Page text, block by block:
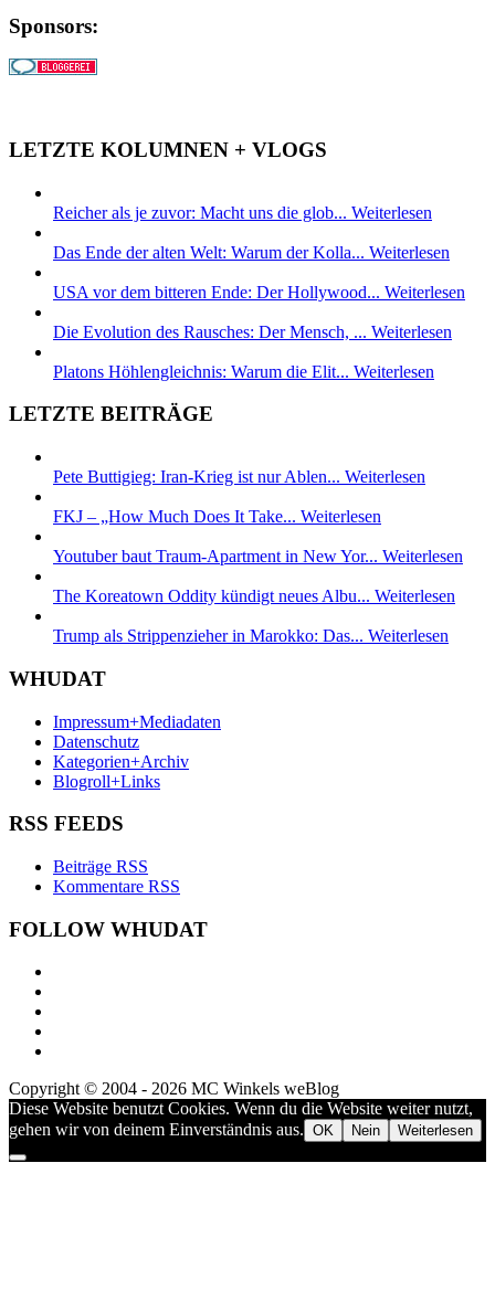
Sponsors:
LETZTE KOLUMNEN + VLOGS
Reicher als je zuvor: Macht uns die glob... Weiterlesen
Das Ende der alten Welt: Warum der Kolla... Weiterlesen
USA vor dem bitteren Ende: Der Hollywood... Weiterlesen
Die Evolution des Rausches: Der Mensch, ... Weiterlesen
Platons Höhlengleichnis: Warum die Elit... Weiterlesen
LETZTE BEITRÄGE
Pete Buttigieg: Iran-Krieg ist nur Ablen... Weiterlesen
FKJ – „How Much Does It Take... Weiterlesen
Youtuber baut Traum-Apartment in New Yor... Weiterlesen
The Koreatown Oddity kündigt neues Albu... Weiterlesen
Trump als Strippenzieher in Marokko: Das... Weiterlesen
WHUDAT
Impressum+Mediadaten
Datenschutz
Kategorien+Archiv
Blogroll+Links
RSS FEEDS
Beiträge RSS
Kommentare RSS
FOLLOW WHUDAT
Copyright © 2004 - 2026 MC Winkels weBlog
Diese Website benutzt Cookies. Wenn du die Website weiter nutzt,
gehen wir von deinem Einverständnis aus. OK Nein Weiterlesen